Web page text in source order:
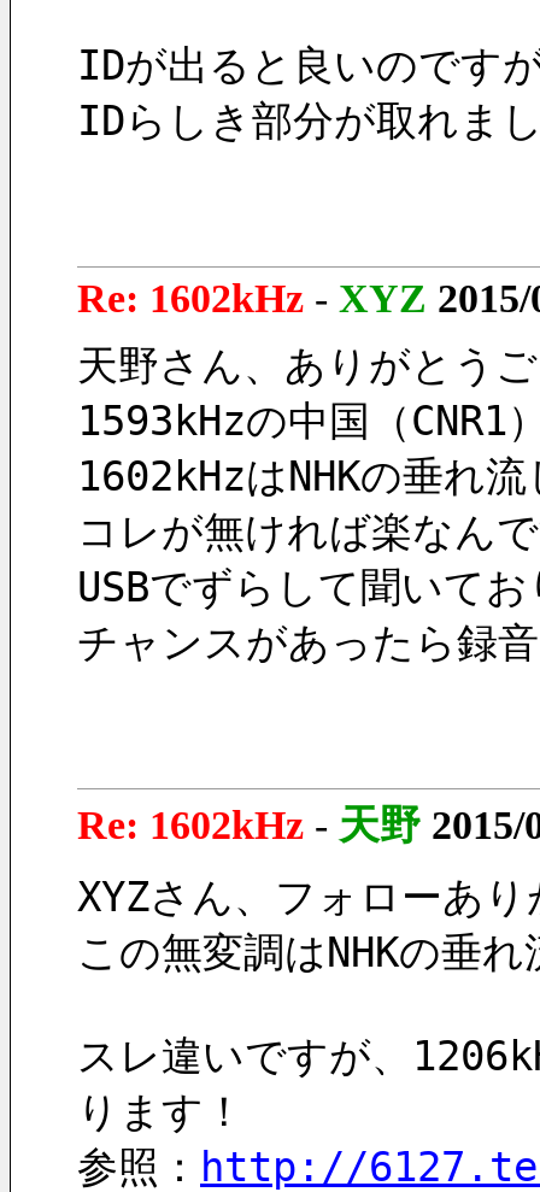
IDが出ると良いのです
IDらしき部分が取れま
Re: 1602kHz - XYZ
天野さん、ありがとう
1593kHzの中国（CNR1
1602kHzはNHKの垂れ
コレが無ければ楽なん
USBでずらして聞いて
チャンスがあったら録
Re: 1602kHz - 天野 2015/
XYZさん、フォローあ
この無変調はNHKの垂
スレ違いですが、
ります！
参照： http://